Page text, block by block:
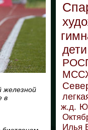
железной
в
дети
ж.д.
Илья